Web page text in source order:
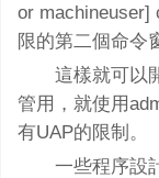
or machineuser]
限的第二個命令
這樣就可以
管用，就使用
有UAP的限制。
一些程序設